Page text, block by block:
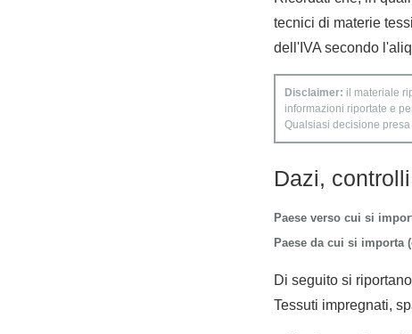
tecnici di materie
dell'IVA secondo
Disclaimer: il materiale
informazioni riportate e
Qualsiasi decisione
Dazi,
Paese verso cui si
Paese da cui si importa
Di seguito si
Tessuti impregnati,